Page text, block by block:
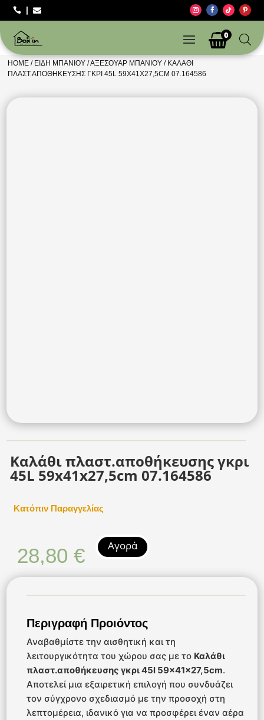
 
0
HOME / ΕΊΔΗ ΜΠΆΝΙΟΥ /ΑΞΕΣΟΥΆΡ ΜΠΆΝΙΟΥ / ΚΑΛΆΘΙ
ΠΛΑΣΤ.ΑΠΟΘΉΚΕΥΣΗΣ ΓΚΡΙ 45L 59X41X27,5CM 07.164586
Καλάθι πλαστ.αποθήκευσης γκρι
45L 59x41x27,5cm 07.164586
Κατόπιν Παραγγελίας
28,80€ Αγορά
Περιγραφή Προιόντος
Αναβαθμίστε την αισθητική και τη
λειτουργικότητα του χώρου σας με το Καλάθι
πλαστ.αποθήκευσης γκρι 45l 59x41x27,5cm.
Αποτελεί μια εξαιρετική επιλογή που συνδυάζει
τον σύγχρονο σχεδιασμό με την προσοχή στη
λεπτομέρεια, ιδανικό για να προσφέρει έναν αέρα